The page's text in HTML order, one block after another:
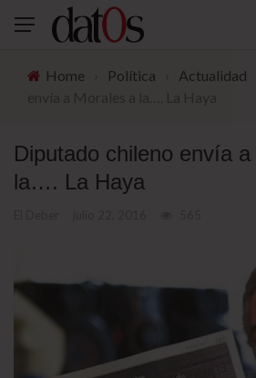
Home Política Actualidad
Diputado chileno envía
la…. La Haya